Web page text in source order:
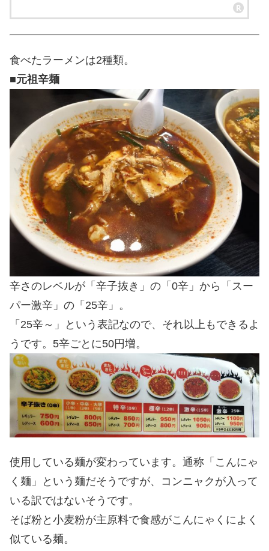
食べたラーメンは2種類。
■元祖辛麺
辛さのレベルが「辛子抜き」の「0辛」から「スー
パー激辛」の「25辛」。
「25辛～」という表記なので、それ以上もできるよ
うです。5辛ごとに50円増。
使用している麺が変わっています。通称「こんにゃ
く麺」という麺だそうですが、コンニャクが入って
いる訳ではないそうです。
そば粉と小麦粉が主原料で食感がこんにゃくによく
似ている麺。